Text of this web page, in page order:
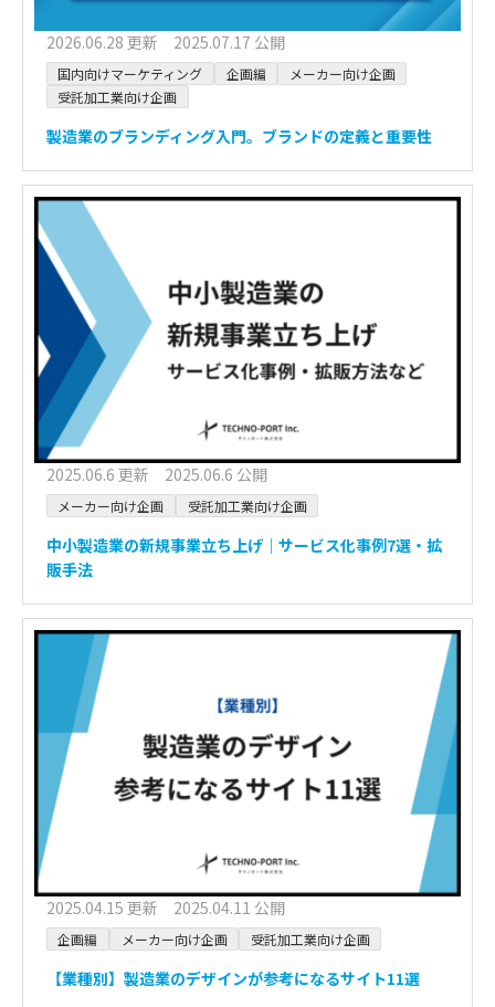
2026.06.28 更新 2025.07.17 公開
国内向けマーケティング 企画編
メーカー向け企画
受託加工業向け企画
製造業のブランディング入門。ブランドの定義と重要性
2025.06.6 更新 2025.06.6 公開
メーカー向け企画 受託加工業向け企画
中小製造業の新規事業立ち上げ｜サービス化事例7選・拡
販手法
2025.04.15 更新 2025.04.11 公開
企画編 メーカー向け企画 受託加工業向け企画
【業種別】製造業のデザインが参考になるサイト11選